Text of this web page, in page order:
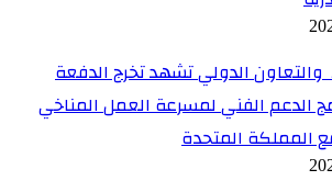
والتعاون الدولي تشهد تخرج الدفعة
الدعم الفني لمسرعة العمل المناخي